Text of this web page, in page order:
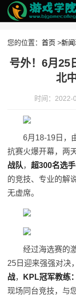
您的位置： 首页 >新
号外！6月25
北
时间：2022-
6月18-19日，
抗赛火爆开幕，两
战队， 超300名选手
的竞技、专业的解
无虚席。
经过海选赛的
25日迎来强强对决
战， KP L冠军教练
现场同台竞技，与